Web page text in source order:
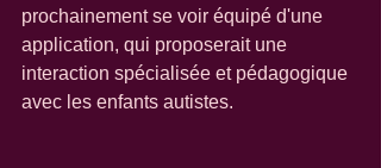
prochainement se voir équipé d'une
application, qui proposerait une
interaction spécialisée et pédagogique
avec les enfants autistes.